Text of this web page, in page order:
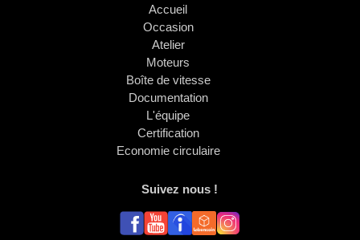
Accueil
Occasion
Atelier
Moteurs
Boîte de vitesse
Documentation
L'équipe
Certification
Economie circulaire
Suivez nous !